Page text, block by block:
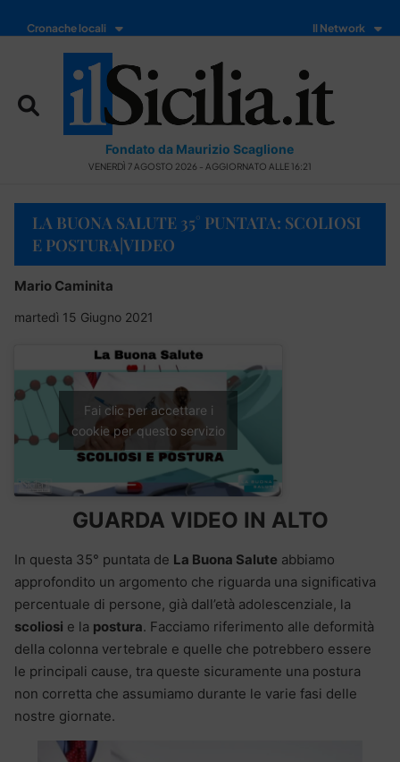
Cronache locali Il Network
Fondato da Maurizio Scaglione
VENERDÌ 7 AGOSTO 2026 - AGGIORNATO ALLE 16:21
LA BUONA SALUTE 35° PUNTATA: SCOLIOSI
E POSTURA|VIDEO
Mario Caminita
martedì 15 Giugno 2021
Fai clic per accettare i
cookie per questo servizio
GUARDA VIDEO IN ALTO
In questa 35° puntata de La Buona Salute abbiamo
approfondito un argomento che riguarda una significativa
percentuale di persone, già dall’età adolescenziale, la
scoliosi e la postura. Facciamo riferimento alle deformità
della colonna vertebrale e quelle che potrebbero essere
le principali cause, tra queste sicuramente una postura
non corretta che assumiamo durante le varie fasi delle
nostre giornate.